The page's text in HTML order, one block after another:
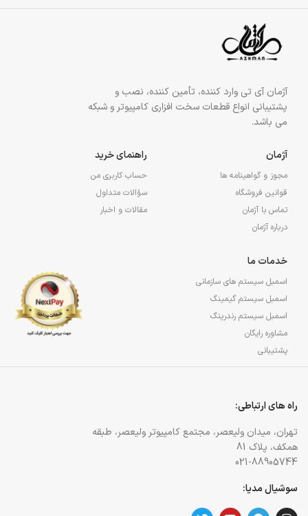
آژمان آی تی وارد کننده، تأمین کننده، نصب و
پشتیبانی انواع قطعات سخت افزاری کامپیوتر و شبکه
می باشد.
آژمان
مجوز و گواهینامه ها
قوانین فروشگاه
تماس با آژمان
درباره آژمان
راهنمای خرید
حساب کاربری من
سؤالات متداول
مقالات و اخبار
خدمات ما
اسمبل سیستم های سازمانی
اسمبل سیستم گیمینگ
اسمبل سیستم رندرینگ
مشاوره رایگان
پشتیبانی
راه های ارتباطی:
تهران، میدان ولیعصر، مجتمع کامپیوتر ولیعصر، طبقه
همکف، پلاک 81
021-88905744
سوشیال مدیا: